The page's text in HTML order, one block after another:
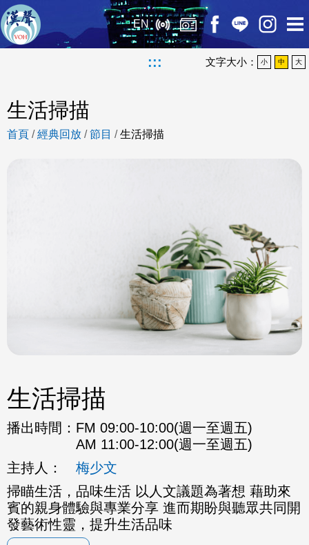
EN
::: 文字大小： 小 中 大
生活掃描
首頁 /經典回放 /節目 /生活掃描
生活掃描
播出時間： FM 09:00-10:00(週一至週五)
AM 11:00-12:00(週一至週五)
主持人：
梅少文
掃瞄生活，品味生活 以人文議題為著想 藉助來
賓的親身體驗與專業分享 進而期盼與聽眾共同開
發藝術性靈，提升生活品味